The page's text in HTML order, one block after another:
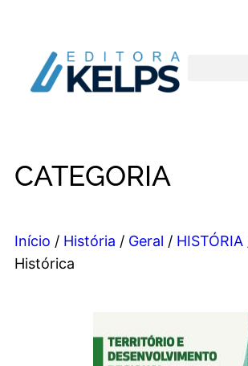
CATEGORIA
Início / História / Geral / HISTÓRIA
Histórica